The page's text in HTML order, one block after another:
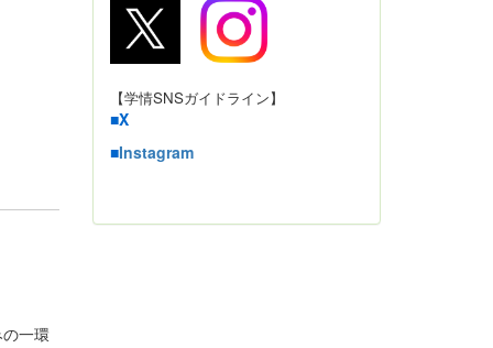
一環
【学情SNSガイドライン】
■X
■Instagram